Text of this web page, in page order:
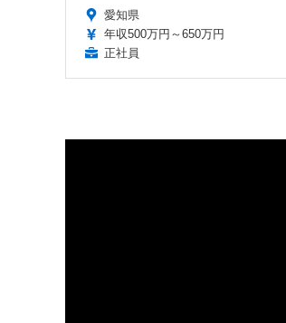
愛知県
年収500万円～650万円
正社員